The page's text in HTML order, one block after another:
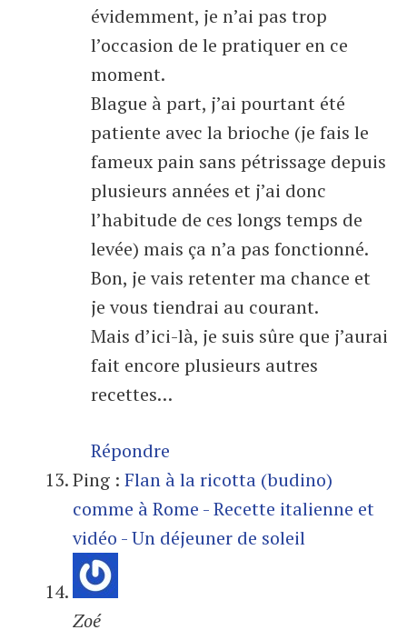
évidemment, je n’ai pas trop
l’occasion de le pratiquer en ce
moment.
Blague à part, j’ai pourtant été
patiente avec la brioche (je fais le
fameux pain sans pétrissage depuis
plusieurs années et j’ai donc
l’habitude de ces longs temps de
levée) mais ça n’a pas fonctionné.
Bon, je vais retenter ma chance et
je vous tiendrai au courant.
Mais d’ici-là, je suis sûre que j’aurai
fait encore plusieurs autres
recettes…
Répondre
Ping : Flan à la ricotta (budino)
comme à Rome - Recette italienne et
vidéo - Un déjeuner de soleil
Zoé